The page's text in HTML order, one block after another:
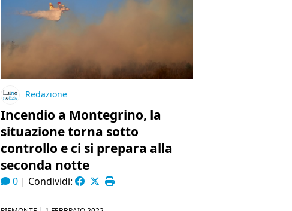
Redazione
Incendio a Montegrino, la
situazione torna sotto
controllo e ci si prepara alla
seconda notte
0| Condividi: